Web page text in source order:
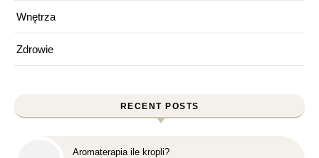
Wnętrza
Zdrowie
RECENT POSTS
Aromaterapia ile kropli?